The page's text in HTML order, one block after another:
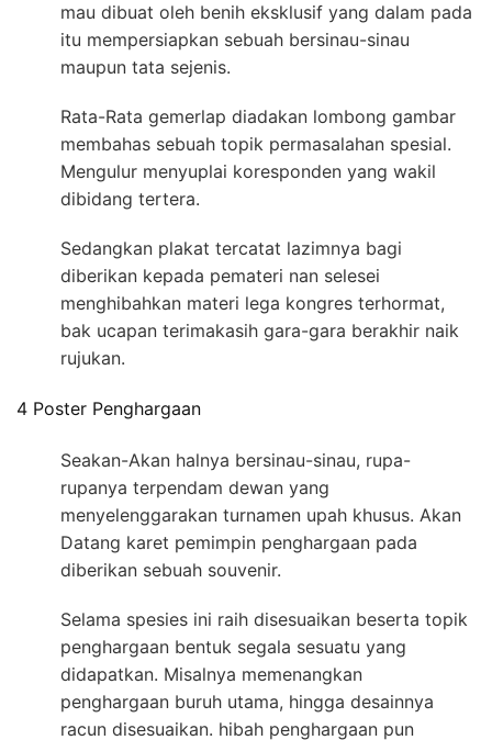
mau dibuat oleh benih eksklusif yang dalam pada
itu mempersiapkan sebuah bersinau-sinau
maupun tata sejenis.
Rata-Rata gemerlap diadakan lombong gambar
membahas sebuah topik permasalahan spesial.
Mengulur menyuplai koresponden yang wakil
dibidang tertera.
Sedangkan plakat tercatat lazimnya bagi
diberikan kepada pemateri nan selesei
menghibahkan materi lega kongres terhormat,
bak ucapan terimakasih gara-gara berakhir naik
rujukan.
4 Poster Penghargaan
Seakan-Akan halnya bersinau-sinau, rupa-
rupanya terpendam dewan yang
menyelenggarakan turnamen upah khusus. Akan
Datang karet pemimpin penghargaan pada
diberikan sebuah souvenir.
Selama spesies ini raih disesuaikan beserta topik
penghargaan bentuk segala sesuatu yang
didapatkan. Misalnya memenangkan
penghargaan buruh utama, hingga desainnya
racun disesuaikan. hibah penghargaan pun